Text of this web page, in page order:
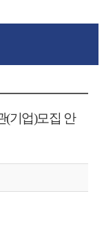
(기업)모집 안